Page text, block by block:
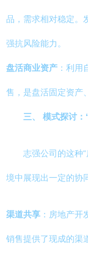
品，需求相对稳定。
强抗风险能力。
盘活商业资产 ：利
售，是盘活固定资产
三、 模式探讨
志强公司的这种
境中展现出一定的协
渠道共享 ：房地产
销售提供了现成的渠